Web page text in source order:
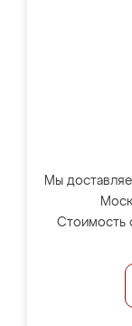
Мы
Стоимость